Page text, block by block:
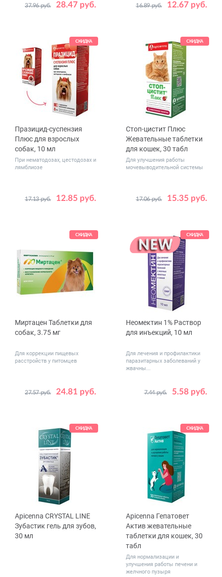
28.47 руб.
37.96 руб. 12.67 руб.
16.89 руб.
СКИДКА
Празицид-суспензия
Плюс для взрослых
собак, 10 мл
При нематодозах, цестодозах и
лямблиозе
12.85 руб.
17.13 руб.
СКИДКА
Стоп-цистит Плюс
Жевательные таблетки
для кошек, 30 табл
Для улучшения работы
мочевыводительной системы
15.35 руб.
17.06 руб.
СКИДКА
Миртацен Таблетки для
собак, 3.75 мг
Для коррекции пищевых
расстройств у питомцев
24.81 руб.
27.57 руб.
Количество,
10 30
СКИДКА
Неомектин 1% Раствор
для инъекций, 10 мл
Для лечения и профилактики
паразитарных заболеваний у
жвачны...
5.58 руб.
7.44 руб.
СКИДКА
Apicenna CRYSTAL LINE
Зубастик гель для зубов,
30 мл
СКИДКА
Apicenna Гепатовет
Актив жевательные
таблетки для кошек, 30
табл
Для нормализации и
улучшения работы печени и
желчного пузыря